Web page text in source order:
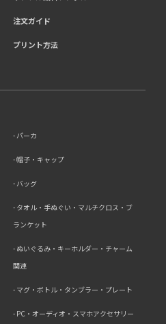
注文ガイド
プリント方法
パーカ
帽子・キャップ
バッグ
タオル・手ぬぐい・マルチクロス・ブ
ランケット
ぬいぐるみ・キーホルダー・チャーム
関連
マグ・ボトル・タンブラー・プレート
PC・オーディオ・スマホアクセサリー